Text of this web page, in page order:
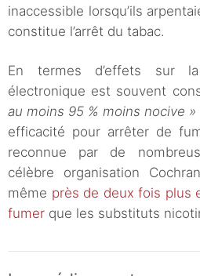
inaccessible lorsqu’ils
constitue l’arrêt du tabac.
En termes d’effets sur
électronique est souvent
au moins 95 % moins nocive »
efficacité pour arrêter de
reconnue par de
célèbre organisation
même près de deux fois plus
fumer que les substituts